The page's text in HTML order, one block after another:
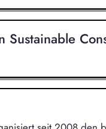
Sustainable